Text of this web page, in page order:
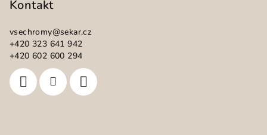
Kontakt
vsechromy@sekar.cz
+420 323 641 942
+420 602 600 294